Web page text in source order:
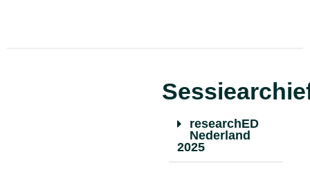
researchED
Nederland
2025